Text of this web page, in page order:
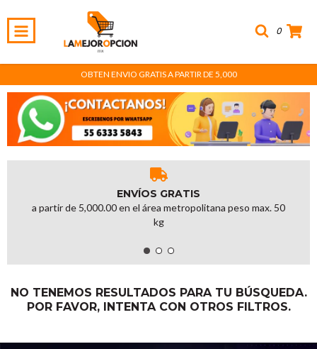
0
OBTEN ENVIO GRATIS A PARTIR DE 5,000
ENVÍOS GRATIS
a partir de 5,000.00 en el área metropolitana peso max. 50
kg
NO TENEMOS RESULTADOS PARA TU BÚSQUEDA.
POR FAVOR, INTENTA CON OTROS FILTROS.